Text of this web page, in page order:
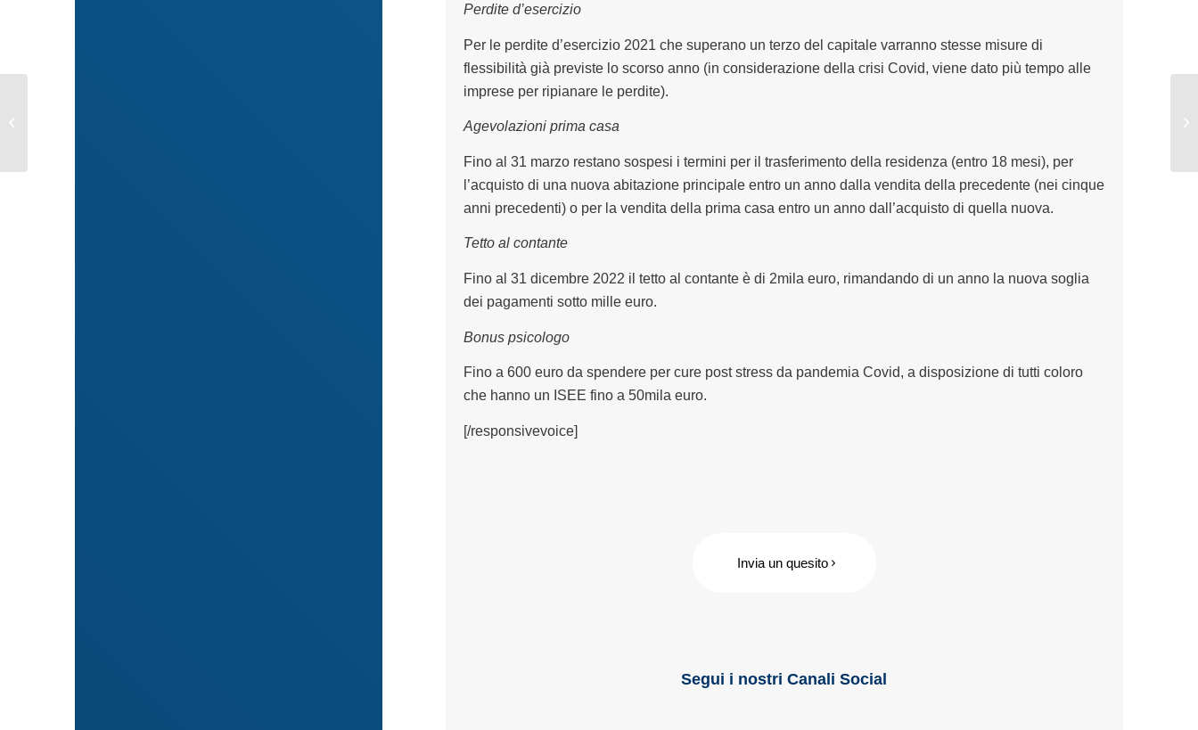
Perdite d’esercizio
Per le perdite d’esercizio 2021 che superano un terzo del capitale varranno stesse misure di
flessibilità già previste lo scorso anno (in considerazione della crisi Covid, viene dato più tempo alle
imprese per ripianare le perdite).
Agevolazioni prima casa
Fino al 31 marzo restano sospesi i termini per il trasferimento della residenza (entro 18 mesi), per
l’acquisto di una nuova abitazione principale entro un anno dalla vendita della precedente (nei cinque
anni precedenti) o per la vendita della prima casa entro un anno dall’acquisto di quella nuova.
Tetto al contante
Fino al 31 dicembre 2022 il tetto al contante è di 2mila euro, rimandando di un anno la nuova soglia
dei pagamenti sotto mille euro.
Bonus psicologo
Fino a 600 euro da spendere per cure post stress da pandemia Covid, a disposizione di tutti coloro
che hanno un ISEE fino a 50mila euro.
[/responsivevoice]
Invia un quesito
Segui i nostri Canali Social